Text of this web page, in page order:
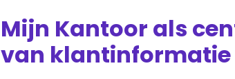
Mijn Kantoor als
van klantinformatie